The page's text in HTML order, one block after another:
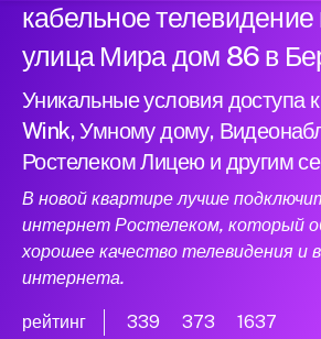
кабельное
улица Мира дом 86 в
Уникальные условия доступа
Wink, Умному дому,
Ростелеком Лицею и другим
В новой квартире лучше
интернет Ростелеком, который
хорошее качество телевидения и
интернета.
рейтинг 339 373 1637